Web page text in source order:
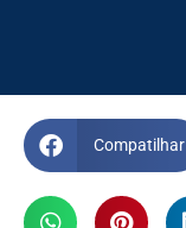
Compatilhar